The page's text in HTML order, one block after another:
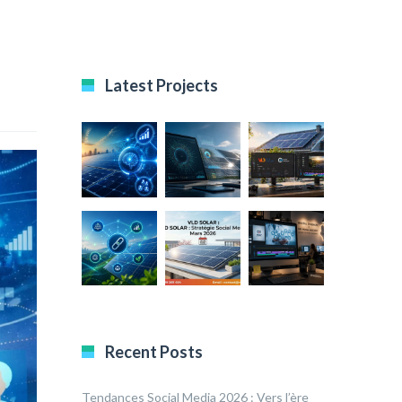
Latest Projects
Recent Posts
Tendances Social Media 2026 : Vers l’ère